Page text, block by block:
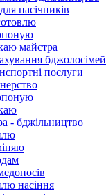
пасічників
майстра
бджолосімей
послуги
- бджільництво
насіння